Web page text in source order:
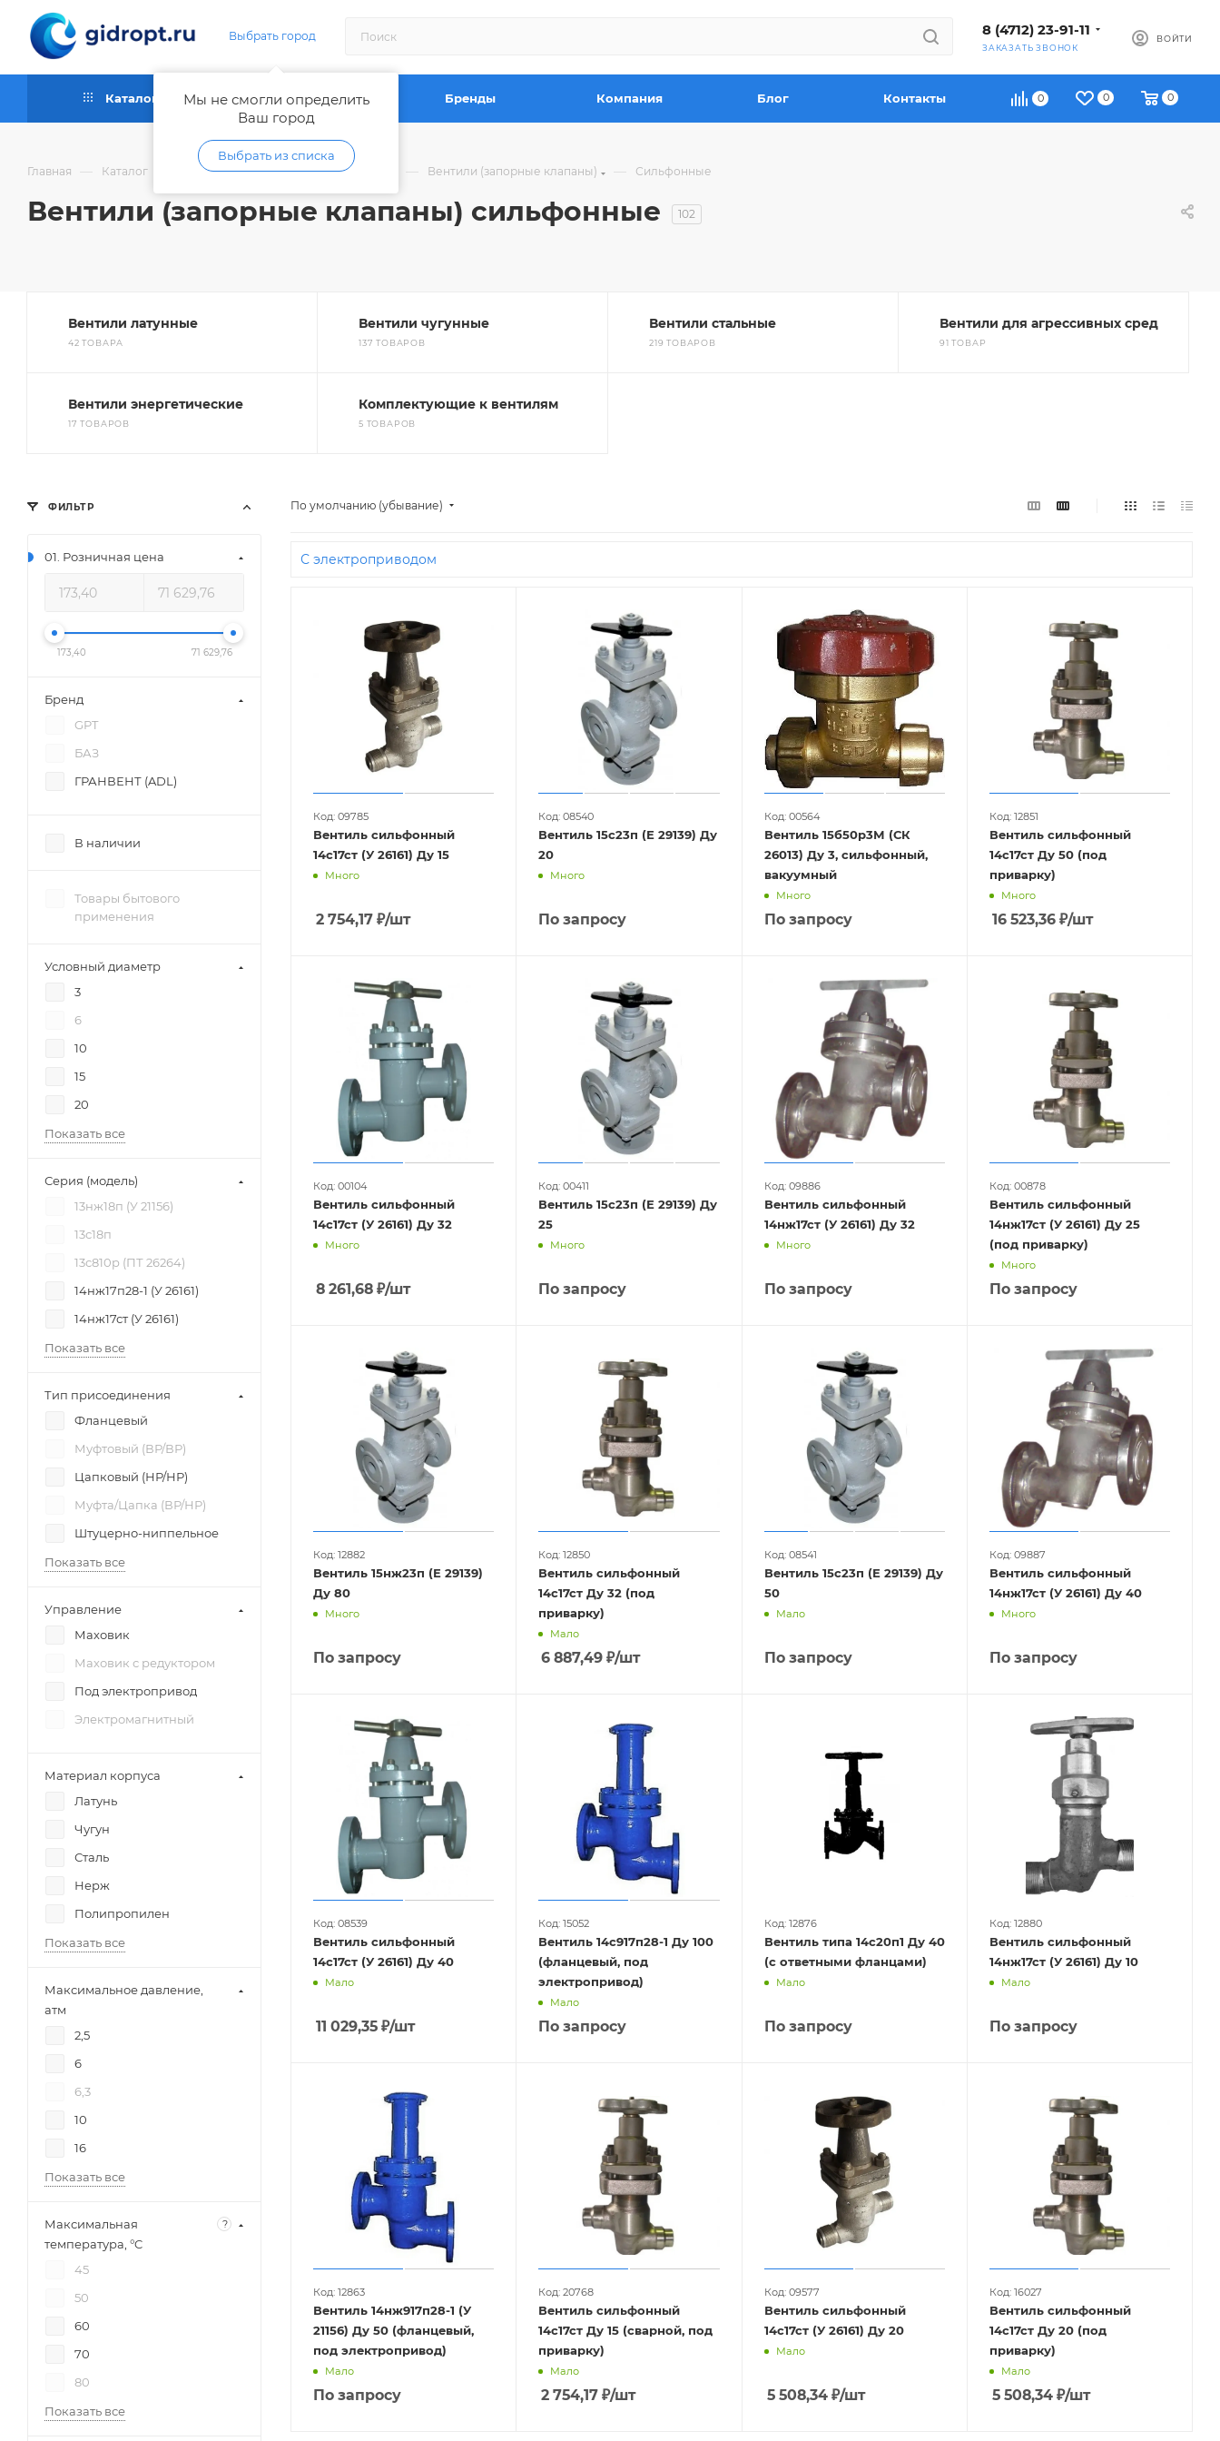
Выбрать город
Мы не смогли определить
Ваш город
Выбрать из списка
8 (4712) 23-91-11
ЗАКАЗАТЬ ЗВОНОК
ВОЙТИ
0 0 0
Каталог Как купить Бренды Компания Блог Контакты
Главная — Каталог Запорная и регулирующая арматура — Вентили (запорные клапаны) — Сильфонные
Вентили (запорные клапаны) сильфонные 102
Вентили латунные
42 ТОВАРА
Вентили чугунные
137 ТОВАРОВ
Вентили стальные
219 ТОВАРОВ
Вентили для агрессивных сред
91 ТОВАР
Вентили энергетические
17 ТОВАРОВ
Комплектующие к вентилям
5 ТОВАРОВ
По умолчанию (убывание)
С электроприводом
Код: 09785
Вентиль сильфонный
14с17ст (У 26161) Ду 15
Много
2 754,17 ₽/шт
Код: 08540
Вентиль 15с23п (Е 29139) Ду
20
Много
По запросу
Код: 00564
Вентиль 15б50р3М (СК
26013) Ду 3, сильфонный,
вакуумный
Много
По запросу
Код: 12851
Вентиль сильфонный
14с17ст Ду 50 (под
приварку)
Много
16 523,36₽/шт
Код: 00104
Вентиль сильфонный
14с17ст (У 26161) Ду 32
Много
8 261,68 ₽/шт
Код: 00411
Вентиль 15с23п (Е 29139) Ду
25
Много
По запросу
Код: 09886
Вентиль сильфонный
14нж17ст (У 26161) Ду 32
Много
По запросу
Код: 00878
Вентиль сильфонный
14нж17ст (У 26161) Ду 25
(под приварку)
Много
По запросу
Код: 12882
Вентиль 15нж23п (Е 29139)
Ду 80
Много
По запросу
Код: 12850
Вентиль сильфонный
14с17ст Ду 32 (под
приварку)
Мало
6 887,49 ₽/шт
Код: 08541
Вентиль 15с23п (Е 29139) Ду
50
Мало
По запросу
Код: 09887
Вентиль сильфонный
14нж17ст (У 26161) Ду 40
Много
По запросу
Код: 08539
Вентиль сильфонный
14с17ст (У 26161) Ду 40
Мало
11 029,35 ₽/шт
Код: 15052
Вентиль 14с917п28-1 Ду 100
(фланцевый, под
электропривод)
Мало
По запросу
Код: 12876
Вентиль типа 14с20п1 Ду 40
(с ответными фланцами)
Мало
По запросу
Код: 12880
Вентиль сильфонный
14нж17ст (У 26161) Ду 10
Мало
По запросу
Код: 12863
Вентиль 14нж917п28-1 (У
21156) Ду 50 (фланцевый,
под электропривод)
Мало
По запросу
Код: 20768
Вентиль сильфонный
14с17ст Ду 15 (сварной, под
приварку)
Мало
2 754,17 ₽/шт
Код: 09577
Вентиль сильфонный
14с17ст (У 26161) Ду 20
Мало
5 508,34₽/шт
Код: 16027
Вентиль сильфонный
14с17ст Ду 20 (под
приварку)
Мало
5 508,34₽/шт
ФИЛЬТР
01. Розничная цена
173,40 71 629,76
Бренд
GPT
БАЗ
ГРАНВЕНТ (ADL)
В наличии
Товары бытового
применения
Условный диаметр
3
6
10
15
20
Показать все
Серия (модель)
13нж18п (У 21156)
13с18п
13с810р (ПТ 26264)
14нж17п28-1 (У 26161)
14нж17ст (У 26161)
Показать все
Тип присоединения
Фланцевый
Муфтовый (ВР/ВР)
Цапковый (НР/НР)
Муфта/Цапка (ВР/НР)
Штуцерно-ниппельное
Показать все
Управление
Маховик
Маховик с редуктором
Под электропривод
Электромагнитный
Материал корпуса
Латунь
Чугун
Сталь
Нерж
Полипропилен
Показать все
Максимальное давление,
атм
2,5
6
6,3
10
16
Показать все
Максимальная
температура, °C
?
45
50
60
70
80
Показать все